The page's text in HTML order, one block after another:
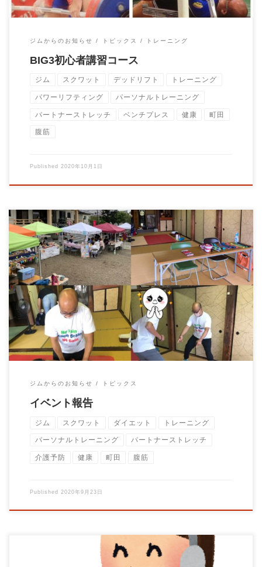
ジムからのお知らせ トピックス トレーニング
BIG3初心者講習コース
ジム スクワット デッドリフト トレーニング
パワーリフティング パーソナルトレーニング
パートナーストレッチ ベンチプレス 健康 町田
腹筋
Published 2020年10月1日
町田市の祥雲寺にて行われました寺フェス秋の陣 にブース出展
して参りました！ パーソナルトレーニング、 […]
ジムからのお知らせ トピックス
イベント報告
ジム スクワット ダイエット トレーニング
パーソナルトレーニング パートナーストレッチ
介護予防 健康 町田 腹筋
Published 2020年9月23日